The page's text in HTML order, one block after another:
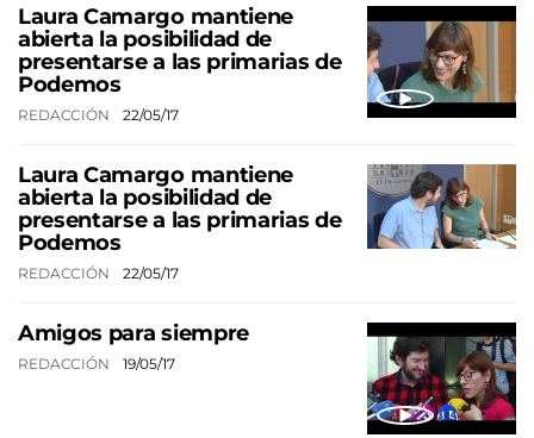
Laura Camargo mantiene
abierta la posibilidad de
presentarse a las primarias de
Podemos
REDACCIÓN 22/05/17
Laura Camargo mantiene
abierta la posibilidad de
presentarse a las primarias de
Podemos
REDACCIÓN 22/05/17
Amigos para siempre
REDACCIÓN 19/05/17